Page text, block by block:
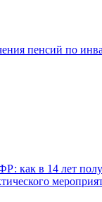
пенсий по
как в 14 лет